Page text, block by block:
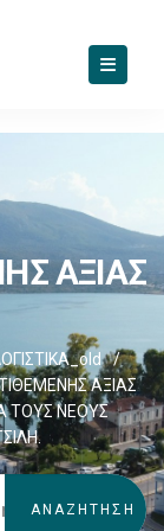
ΑΞΙΑΣ
/
ΑΞΙΑΣ
ΤΟΥΣ ΝΕΟΥΣ